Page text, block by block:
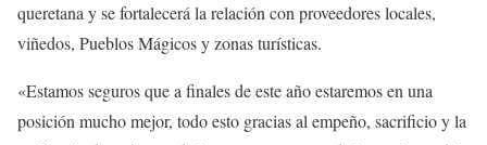
queretana y se fortalecerá la relación con proveedores locales,
viñedos, Pueblos Mágicos y zonas turísticas.
«Estamos seguros que a finales de este año estaremos en una
posición mucho mejor, todo esto gracias al empeño, sacrificio y la